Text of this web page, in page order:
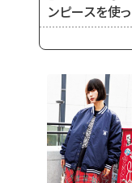
ンピースを使